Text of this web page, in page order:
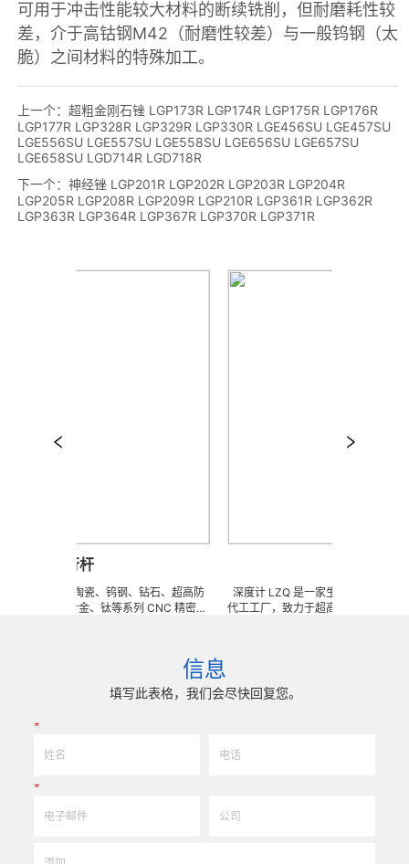
上一个： 超粗金刚石锉 LGP173R LGP174R LGP175R LGP176R
LGP177R LGP328R LGP329R LGP330R LGE456SU LGE457SU
LGE556SU LGE557SU LGE558SU LGE656SU LGE657SU
LGE658SU LGD714R LGD718R
下一个： 神经锉 LGP201R LGP202R LGP203R LGP204R
LGP205R LGP208R LGP209R LGP210R LGP361R LGP362R
LGP363R LGP364R LGP367R LGP370R LGP371R
意订做陶瓷、钨钢、钻石、超高防
钢、钛合金、钛等系列 CNC 精密刀
现高效率、低成本的应用。
深度计 LZQ 是一家生产各种牙科种植工具
代工工厂，致力于超高防锈高硬度高耐磨
精密技术生产加工能力，实现高效率，低
我们专业为客户生产成套手术工具。 有大
来图来样任意定制各种牙科种植工具部件
信息
填写此表格，我们会尽快回复您。
*
*